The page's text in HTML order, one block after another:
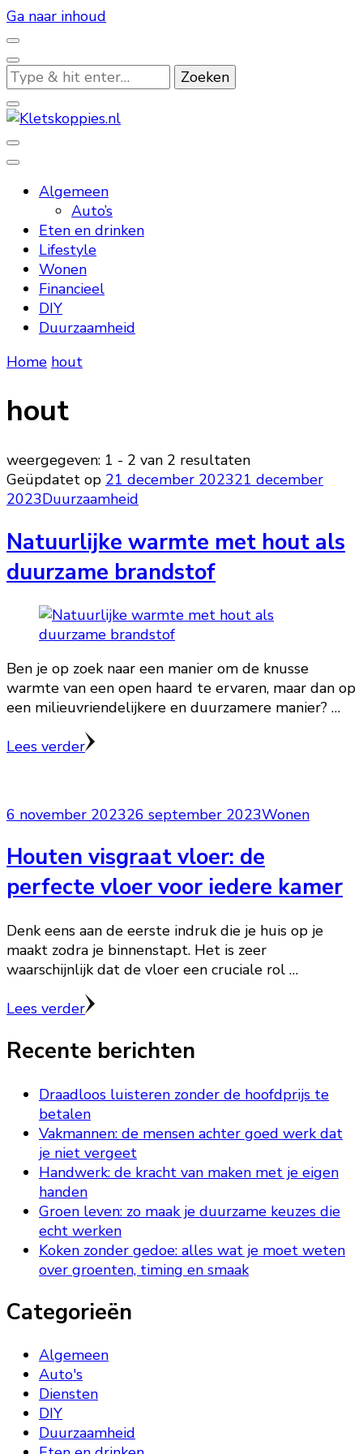
Ga naar inhoud
Op
zoek
naar
Kletskoppies.nl
Algemeen
Auto’s
Eten en drinken
Lifestyle
Wonen
Financieel
DIY
Duurzaamheid
Home hout
hout
weergegeven: 1 - 2 van 2 resultaten
Geüpdatet op 21 december 202321 december
2023Duurzaamheid
Natuurlijke warmte met hout als
duurzame brandstof
Ben je op zoek naar een manier om de knusse
warmte van een open haard te ervaren, maar dan op
een milieuvriendelijkere en duurzamere manier? …
Lees verder
6 november 202326 september 2023Wonen
Houten visgraat vloer: de
perfecte vloer voor iedere kamer
Denk eens aan de eerste indruk die je huis op je
maakt zodra je binnenstapt. Het is zeer
waarschijnlijk dat de vloer een cruciale rol …
Lees verder
Recente berichten
Draadloos luisteren zonder de hoofdprijs te
betalen
Vakmannen: de mensen achter goed werk dat
je niet vergeet
Handwerk: de kracht van maken met je eigen
handen
Groen leven: zo maak je duurzame keuzes die
echt werken
Koken zonder gedoe: alles wat je moet weten
over groenten, timing en smaak
Categorieën
Algemeen
Auto's
Diensten
DIY
Duurzaamheid